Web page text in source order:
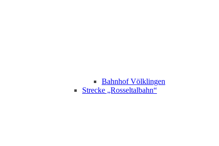
Bahnhof Völklingen
Strecke „Rosseltalbahn“